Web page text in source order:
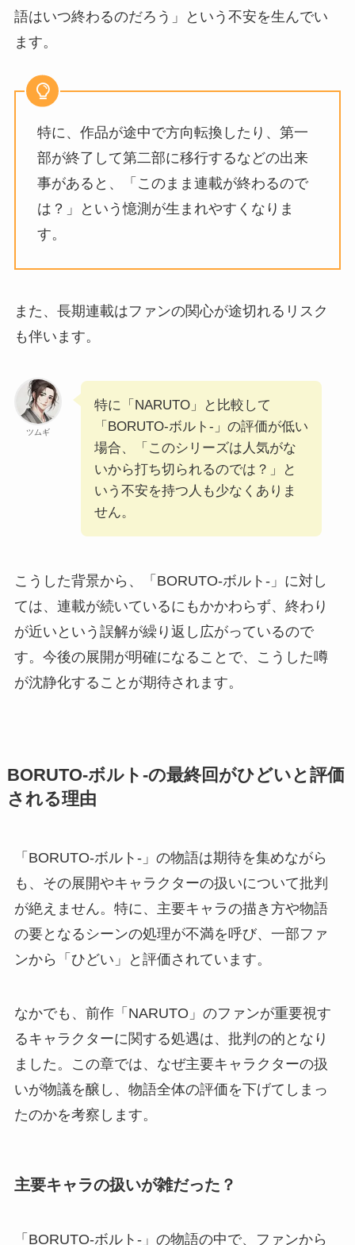
語はいつ終わるのだろう」という不安を生んでい
ます。
特に、作品が途中で方向転換したり、第一
部が終了して第二部に移行するなどの出来
事があると、「このまま連載が終わるので
は？」という憶測が生まれやすくなりま
す。
また、長期連載はファンの関心が途切れるリスク
も伴います。
ツムギ
特に「NARUTO」と比較して
「BORUTO-ボルト-」の評価が低い
場合、「このシリーズは人気がな
いから打ち切られるのでは？」と
いう不安を持つ人も少なくありま
せん。
こうした背景から、「BORUTO-ボルト-」に対し
ては、連載が続いているにもかかわらず、終わり
が近いという誤解が繰り返し広がっているので
す。今後の展開が明確になることで、こうした噂
が沈静化することが期待されます。
BORUTO-ボルト-の最終回がひどいと評価
される理由
「BORUTO-ボルト-」の物語は期待を集めながら
も、その展開やキャラクターの扱いについて批判
が絶えません。特に、主要キャラの描き方や物語
の要となるシーンの処理が不満を呼び、一部ファ
ンから「ひどい」と評価されています。
なかでも、前作「NARUTO」のファンが重要視す
るキャラクターに関する処遇は、批判の的となり
ました。この章では、なぜ主要キャラクターの扱
いが物議を醸し、物語全体の評価を下げてしまっ
たのかを考察します。
主要キャラの扱いが雑だった？
「BORUTO-ボルト-」の物語の中で、ファンから